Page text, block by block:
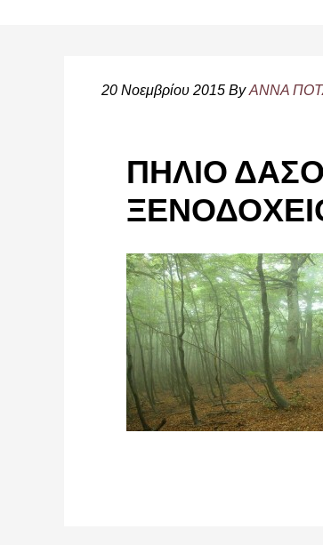
20 Νοεμβρίου 2015 ByΑΝΝΑ
ΠΗΛΙΟ